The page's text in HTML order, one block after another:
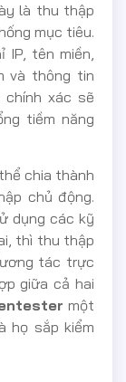
là thu thập
mục tiêu.
IP, tên miền,
và thông tin
xác sẽ
tiềm năng
chia thành
chủ động.
dụng các kỹ
thì thu thập
tác trực
giữa cả hai
một
họ sắp kiểm